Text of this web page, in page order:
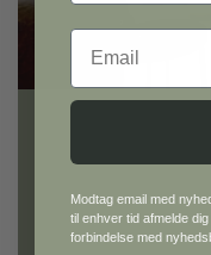
H. Skjalm
Gå på
Email
Modtag email med
til enhver tid afmelde
forbindelse med